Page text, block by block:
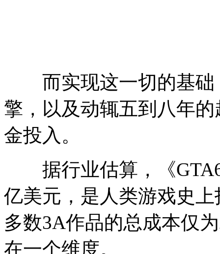
而实现这一切的基础
擎，以及动辄五到八年
金投入。
据行业估算，《GTA6
亿美元，是人类游戏史
多数3A作品的总成本仅
在一个维度。